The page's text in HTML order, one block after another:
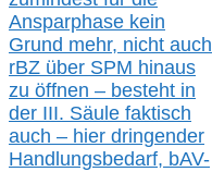
Ansparphase kein
Grund mehr, nicht auch
rBZ über SPM hinaus
zu öffnen – besteht in
der III. Säule faktisch
auch – hier dringender
Handlungsbedarf, bAV-